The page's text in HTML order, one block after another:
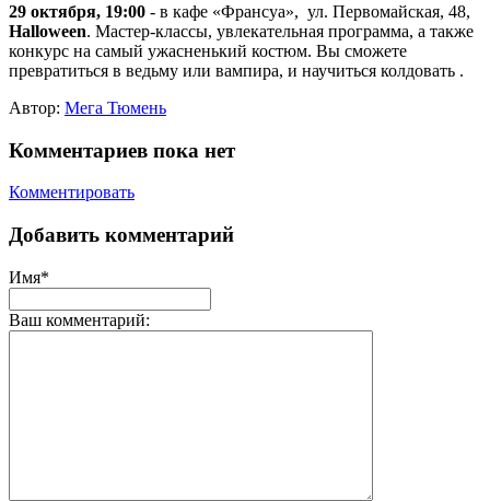
29 октября, 19:00 - в кафе «Франсуа», ул. Первомайская, 48,
Halloween. Мастер-классы, увлекательная программа, а также
конкурс на самый ужасненький костюм. Вы сможете
превратиться в ведьму или вампира, и научиться колдовать .
Автор: Мега Тюмень
Комментариев пока нет
Комментировать
Добавить комментарий
Имя*
Ваш комментарий: